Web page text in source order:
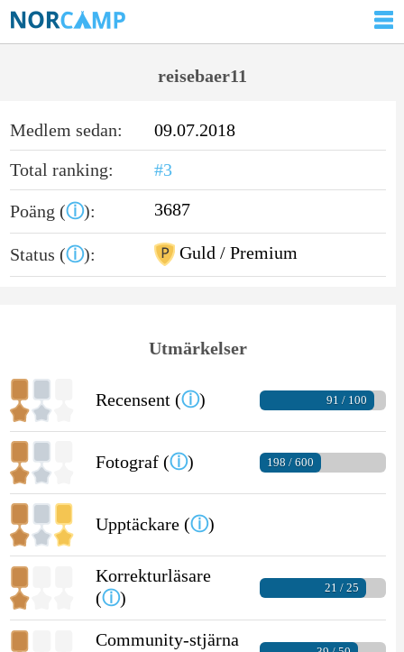
reisebaer11
Medlem sedan:
09.07.2018
Total ranking:
#3
Poäng (ⓘ): 3687
Status (ⓘ): Guld / Premium
Utmärkelser
Recensent (ⓘ) 91 / 100
Fotograf (ⓘ) 198 / 600
Upptäckare (ⓘ)
Korrekturläsare
(ⓘ)
21 / 25
Community-stjärna